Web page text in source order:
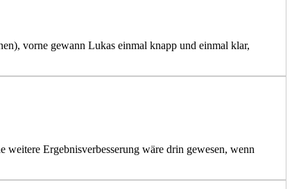
vorne gewann Lukas einmal knapp und einmal klar,
Ergebnisverbesserung wäre drin gewesen, wenn